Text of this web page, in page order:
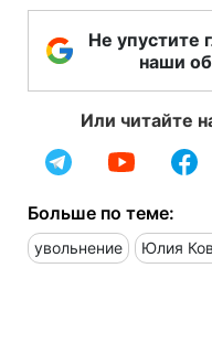
Не упустите
наши
Или читайте
Больше по теме:
увольнение Юлия